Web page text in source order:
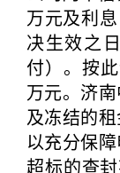
万元及利
决生效之
付）。按
万元。济
及冻结的
以充分保
超标的查